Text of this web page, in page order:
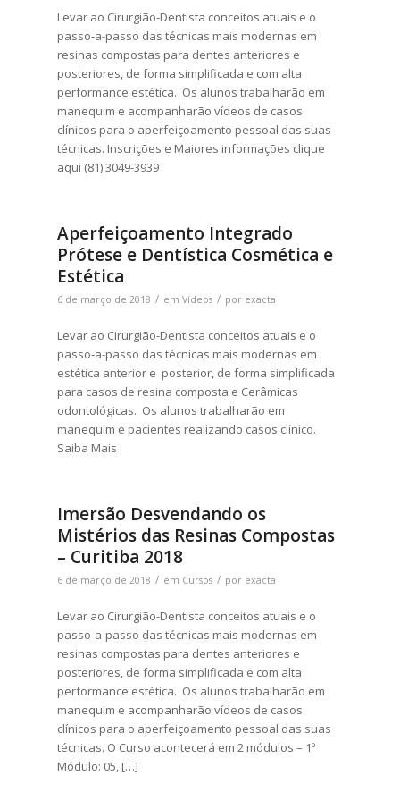
Levar ao Cirurgião-Dentista conceitos atuais e o
passo-a-passo das técnicas mais modernas em
resinas compostas para dentes anteriores e
posteriores, de forma simplificada e com alta
performance estética. Os alunos trabalharão em
manequim e acompanharão vídeos de casos
clínicos para o aperfeiçoamento pessoal das suas
técnicas. Inscrições e Maiores informações clique
aqui (81) 3049-3939
Aperfeiçoamento Integrado
Prótese e Dentística Cosmética e
Estética
6 de março de 2018 / em Vídeos / por exacta
Levar ao Cirurgião-Dentista conceitos atuais e o
passo-a-passo das técnicas mais modernas em
estética anterior e posterior, de forma simplificada
para casos de resina composta e Cerâmicas
odontológicas. Os alunos trabalharão em
manequim e pacientes realizando casos clínico.
Saiba Mais
Imersão Desvendando os
Mistérios das Resinas Compostas
– Curitiba 2018
6 de março de 2018 / em Cursos / por exacta
Levar ao Cirurgião-Dentista conceitos atuais e o
passo-a-passo das técnicas mais modernas em
resinas compostas para dentes anteriores e
posteriores, de forma simplificada e com alta
performance estética. Os alunos trabalharão em
manequim e acompanharão vídeos de casos
clínicos para o aperfeiçoamento pessoal das suas
técnicas. O Curso acontecerá em 2 módulos – 1º
Módulo: 05, […]